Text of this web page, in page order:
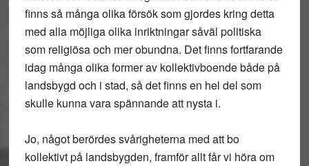
finns så många olika försök som gjordes kring detta
med alla möjliga olika inriktningar såväl politiska
som religiösa och mer obundna. Det finns fortfarande
idag många olika former av kollektivboende både på
landsbygd och i stad, så det finns en hel del som
skulle kunna vara spännande att nysta i.
Jo, något berördes svårigheterna med att bo
kollektivt på landsbygden, framför allt får vi höra om